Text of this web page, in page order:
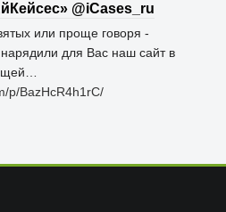
Твиттер «АйКейсес» ‏@iCases_ru
или проще говоря -
для Вас наш сайт в
p/BazHcR4h1rC/